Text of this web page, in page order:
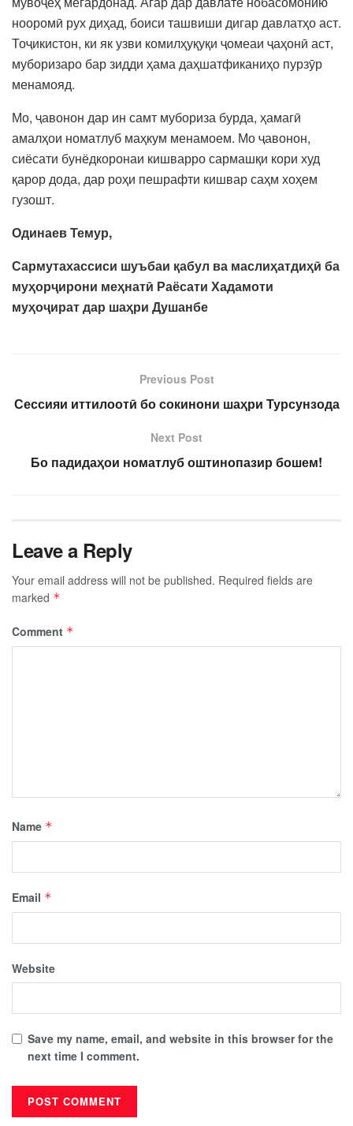
нооромӣ рух диҳад, боиси ташвиши дигар давлатҳо аст.
Тоҷикистон, ки як узви комилҳуқуқи ҷомеаи ҷаҳонӣ аст,
муборизаро бар зидди ҳама даҳшатфиканиҳо пурзӯр
менамояд.
Мо, ҷавонон дар ин самт мубориза бурда, ҳамагӣ
амалҳои номатлуб маҳкум менамоем. Мо ҷавонон,
сиёсати бунёдкоронаи кишварро сармашқи кори худ
қарор дода, дар роҳи пешрафти кишвар саҳм хоҳем
гузошт.
Одинаев Темур,
Сармутахассиси шуъбаи қабул ва маслиҳатдиҳӣ ба
муҳорҷирони меҳнатӣ Раёсати Хадамоти
муҳоҷират дар шаҳри Душанбе
Previous Post
Сессияи иттилоотӣ бо сокинони шаҳри Турсунзода
Next Post
Бо падидаҳои номатлуб оштинопазир бошем!
Leave a Reply
Your email address will not be published. Required fields are
marked *
Comment *
Name *
Email *
Website
Save my name, email, and website in this browser for the
next time I comment.